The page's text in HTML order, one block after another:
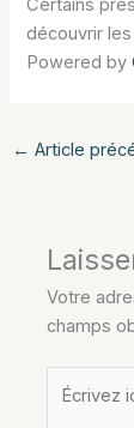
Certains
découvrir
Powered by
← Article
Votre
champs
Écrivez
ici…